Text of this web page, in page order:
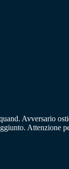
Avversario
Attenzione